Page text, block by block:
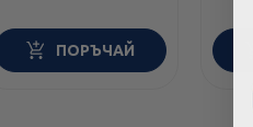
ПОРЪЧАЙ